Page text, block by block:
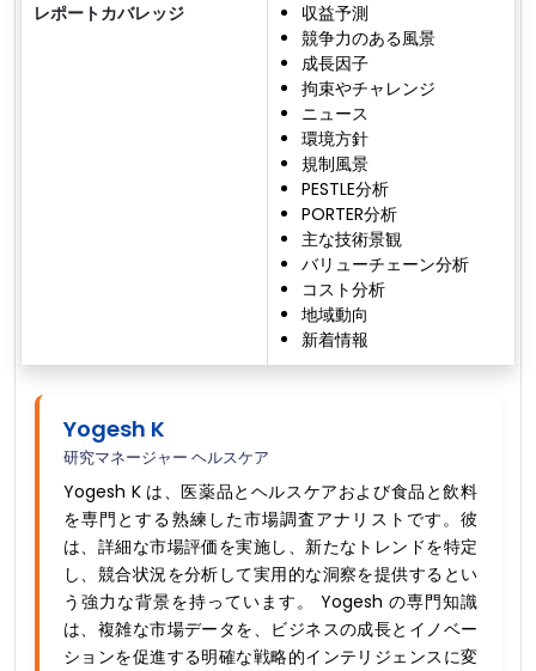
レポートカバレッジ
収益予測
競争力のある風景
成長因子
拘束やチャレンジ
ニュース
環境方針
規制風景
PESTLE分析
PORTER分析
主な技術景観
バリューチェーン分析
コスト分析
地域動向
新着情報
Yogesh K
研究マネージャー ヘルスケア
Yogesh K は、医薬品とヘルスケアおよび食品と飲料
を専門とする熟練した市場調査アナリストです。彼
は、詳細な市場評価を実施し、新たなトレンドを特定
し、競合状況を分析して実用的な洞察を提供するとい
う強力な背景を持っています。 Yogesh の専門知識
は、複雑な市場データを、ビジネスの成長とイノベー
ションを促進する明確な戦略的インテリジェンスに変